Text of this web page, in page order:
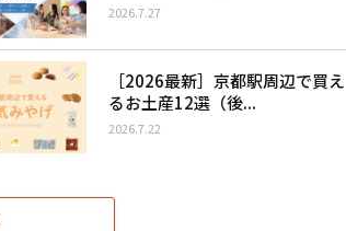
2026.7.27
［2026最新］京都駅周辺で買え
るお土産12選（後...
2026.7.22